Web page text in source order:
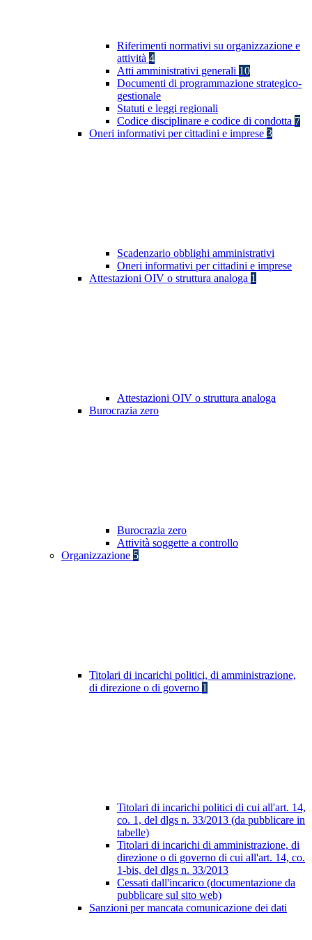
Riferimenti normativi su organizzazione e
attività 4
Atti amministrativi generali 10
Documenti di programmazione strategico-
gestionale
Statuti e leggi regionali
Codice disciplinare e codice di condotta 7
Oneri informativi per cittadini e imprese 3
Scadenzario obblighi amministrativi
Oneri informativi per cittadini e imprese
Attestazioni OIV o struttura analoga 1
Attestazioni OIV o struttura analoga
Burocrazia zero
Burocrazia zero
Attività soggette a controllo
Organizzazione 5
Titolari di incarichi politici, di amministrazione,
di direzione o di governo 1
Titolari di incarichi politici di cui all'art. 14,
co. 1, del dlgs n. 33/2013 (da pubblicare in
tabelle)
Titolari di incarichi di amministrazione, di
direzione o di governo di cui all'art. 14, co.
1-bis, del dlgs n. 33/2013
Cessati dall'incarico (documentazione da
pubblicare sul sito web)
Sanzioni per mancata comunicazione dei dati